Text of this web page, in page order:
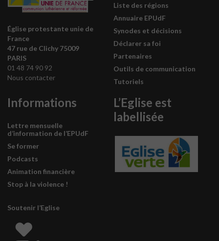
Église protestante unie de
France
47 rue de Clichy 75009
PARIS
01 48 74 90 92
Nous contacter
Liste des régions
Annuaire EPUdF
Synodes et décisions
Déclarer sa foi
Partenaires
Outils de communication
Tutoriels
Informations
Lettre mensuelle
d’information de l’EPUdF
Se former
Podcasts
Animation financière
Stop à la violence !
Soutenir l’Eglise
L’Eglise est
labellisée